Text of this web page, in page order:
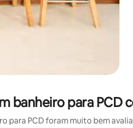
banheiro para PCD
para PCD foram muito bem